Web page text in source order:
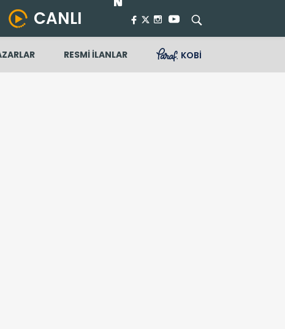
CANLI
RESMİ İLANLAR KOBİ